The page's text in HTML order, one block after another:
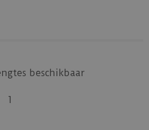
beschikbaar
1